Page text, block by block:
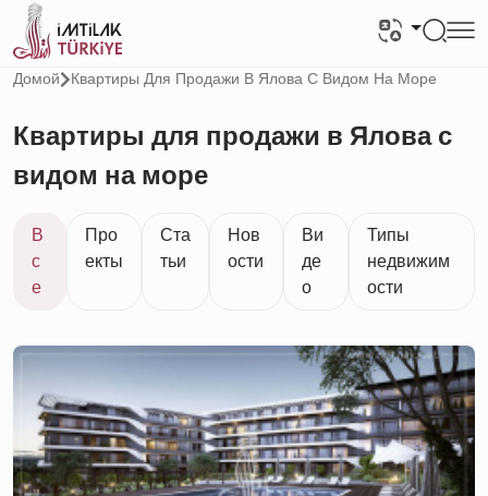
Домой Квартиры Для Продажи В Ялова С Видом На Море
Квартиры для продажи в Ялова с
видом на море
В
с
е
Про
екты
Ста
тьи
Нов
ости
Ви
де
о
Типы
недвижим
ости